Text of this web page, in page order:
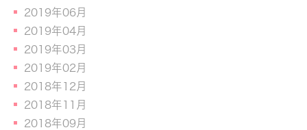
2019年06月
2019年04月
2019年03月
2019年02月
2018年12月
2018年11月
2018年09月